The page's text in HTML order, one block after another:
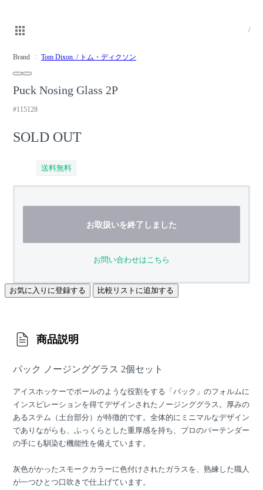
/
Brand Tom Dixon. / トム・ディクソン
Puck Nosing Glass 2P
#115128
SOLD OUT
送料無料
お取扱いを終了しました
お問い合わせはこちら
お気に入りに登録する 比較リストに追加する
商品説明
パック ノージンググラス 2個セット
アイスホッケーでボールのような役割をする「パック」のフォルムに
インスピレーションを得てデザインされたノージンググラス。厚みの
あるステム（土台部分）が特徴的です。全体的にミニマルなデザイン
でありながらも、ふっくらとした重厚感を持ち、プロのバーテンダー
の手にも馴染む機能性を備えています。
灰色がかったスモークカラーに色付けされたガラスを、熟練した職人
が一つひとつ口吹きで仕上げています。